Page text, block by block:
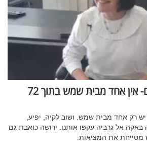
בתי ספר אפקטיביים- אין אחד מבית שמש בתוך 72
חינוך יש רק אחד מבית שמש. ושוב לקיה, יפיע,
באקה אל גרביה עקפו אותנו. ירושה כואבת גם
מטייחת את המציאות.